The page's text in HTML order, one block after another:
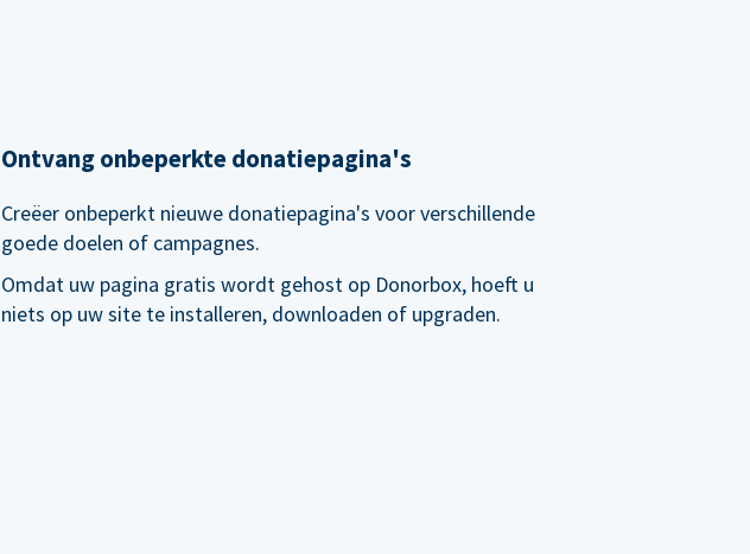
Ontvang onbeperkte donatiepagina's
Creëer onbeperkt nieuwe donatiepagina's voor verschillende
goede doelen of campagnes.
Omdat uw pagina gratis wordt gehost op Donorbox, hoeft u
niets op uw site te installeren, downloaden of upgraden.